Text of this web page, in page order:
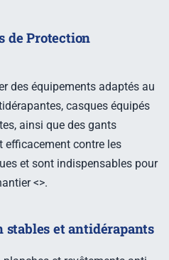
de Protection
des équipements adaptés au
casques équipés
ainsi que des gants
efficacement contre les
et sont indispensables pour
<>.
et antidérapants